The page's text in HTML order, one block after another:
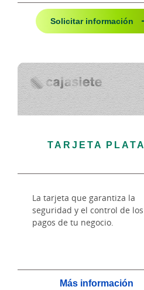
Solicitar información
TARJETA PLATA
La tarjeta que garantiza la
seguridad y el control de los
pagos de tu negocio.
Más información